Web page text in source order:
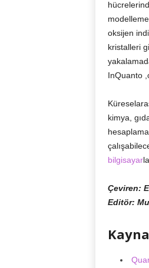
oksijen
kristalleri
InQuanto
kimya,
bilgisayar
Çeviren:
Editör: